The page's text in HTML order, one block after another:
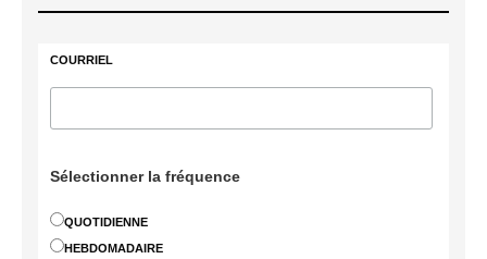
COURRIEL
Sélectionner la fréquence
QUOTIDIENNE
HEBDOMADAIRE